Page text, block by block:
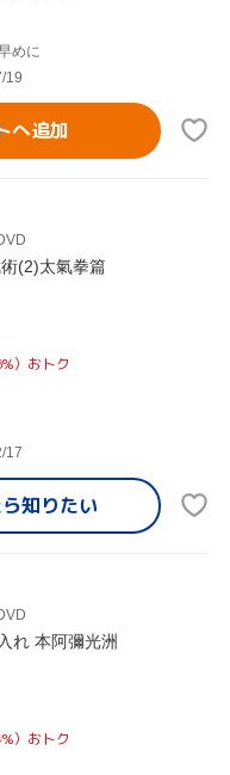
めに
19
へ追加
(2)太氣拳篇
）おトク
17
知りたい
れ 本阿彌光洲
）おトク